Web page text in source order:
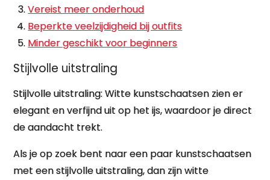
Vereist meer onderhoud
Beperkte veelzijdigheid bij outfits
Minder geschikt voor beginners
Stijlvolle uitstraling
Stijlvolle uitstraling: Witte kunstschaatsen zien er
elegant en verfijnd uit op het ijs, waardoor je direct
de aandacht trekt.
Als je op zoek bent naar een paar kunstschaatsen
met een stijlvolle uitstraling, dan zijn witte